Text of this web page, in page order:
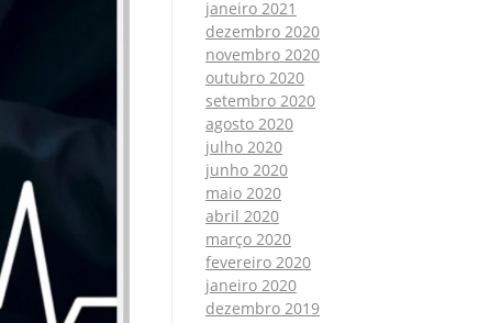
janeiro 2021
dezembro 2020
novembro 2020
outubro 2020
setembro 2020
agosto 2020
julho 2020
junho 2020
maio 2020
abril 2020
março 2020
fevereiro 2020
janeiro 2020
dezembro 2019